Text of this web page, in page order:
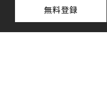
無料登録